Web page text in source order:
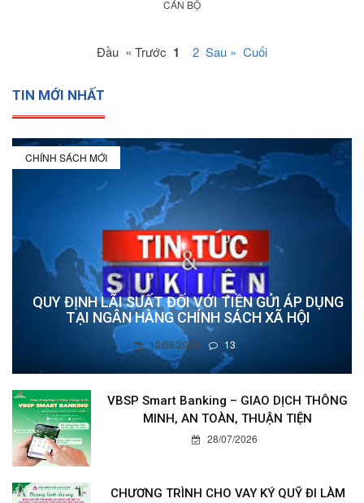
CÁN BỘ
Đầu « Trước 1 2 Sau » Cuối
TIN MỚI NHẤT
CHÍNH SÁCH MỚI
QUY ĐỊNH LÃI SUẤT ĐỐI VỚI TIỀN GỬI ÁP DỤNG
TẠI NGÂN HÀNG CHÍNH SÁCH XÃ HỘI
10/08/2026 13
VBSP Smart Banking – GIAO DỊCH THÔNG
MINH, AN TOÀN, THUẬN TIỆN
28/07/2026
CHƯƠNG TRÌNH CHO VAY KÝ QUỸ ĐI LÀM